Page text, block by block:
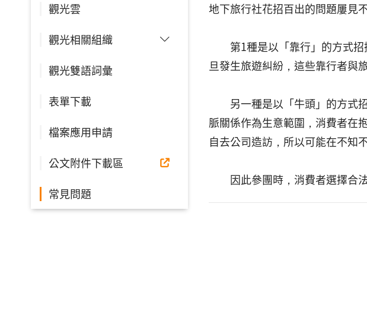
觀光雲
觀光相關組織
觀光雙語詞彙
表單下載
檔案應用申請
公文附件下載區
常見問題
地下旅行社花招百出的問題屢見
第1種是以「靠行」的方式招
旦發生旅遊糾紛，這些靠行者與
另一種是以「牛頭」的方式招
脈關係作為生意範圍，消費者在
自去公司造訪，所以可能在不知
因此參團時，消費者選擇合法